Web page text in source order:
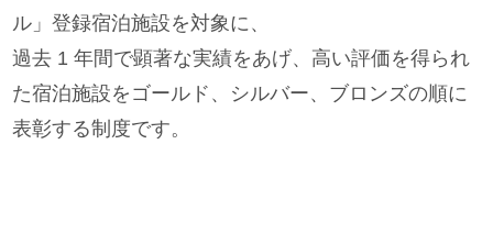
ル」登録宿泊施設を対象に、
過去 1 年間で顕著な実績をあげ、高い評価を得られ
た宿泊施設をゴールド、シルバー、ブロンズの順に
表彰する制度です。